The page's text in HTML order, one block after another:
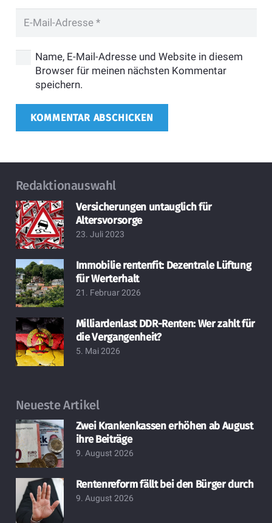
Name, E-Mail-Adresse und Website in diesem
Browser für meinen nächsten Kommentar
speichern.
KOMMENTAR ABSCHICKEN
Redaktionauswahl
Versicherungen untauglich für
Altersvorsorge
23. Juli 2023
Immobilie rentenfit: Dezentrale Lüftung
für Werterhalt
21. Februar 2026
Milliardenlast DDR-Renten: Wer zahlt für
die Vergangenheit?
5. Mai 2026
Neueste Artikel
Zwei Krankenkassen erhöhen ab August
ihre Beiträge
9. August 2026
Rentenreform fällt bei den Bürger durch
9. August 2026